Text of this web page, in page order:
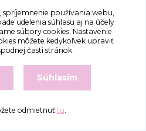
používania webu,
udelenia súhlasu aj na účely
súbory cookies. Nastavenie
môžete kedykoľvek upraviť
časti stránok.
Súhlasím
odmietnuť tu